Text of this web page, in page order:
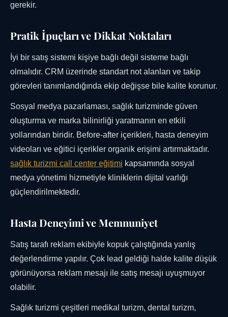
gerekir.
Pratik İpuçları ve Dikkat Noktaları
İyi bir satış sistemi kişiye bağlı değil sisteme bağlı
olmalıdır. CRM üzerinde standart not alanları ve takip
görevleri tanımlandığında ekip değişse bile kalite korunur.
Sosyal medya pazarlaması, sağlık turizminde güven
oluşturma ve marka bilinirliği yaratmanın en etkili
yollarından biridir. Before-after içerikleri, hasta deneyim
videoları ve eğitici içerikler organik erişimi artırmaktadır.
sağlık turizmi call center eğitimi kapsamında sosyal
medya yönetimi hizmetiyle kliniklerin dijital varlığı
güçlendirilmektedir.
Hasta Deneyimi ve Memnuniyet
Satış tarafı reklam ekibiyle kopuk çalıştığında yanlış
değerlendirme yapılır. Çok lead geldiği halde kalite düşük
görünüyorsa reklam mesajı ile satış mesajı uyuşmuyor
olabilir.
Sağlık turizmi çeşitleri medikal turizm, dental turizm,